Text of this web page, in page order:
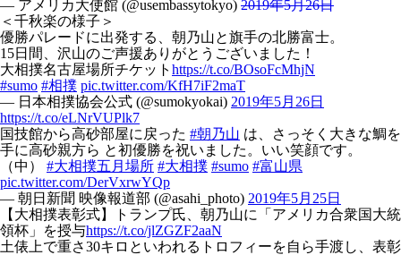
— アメリカ大使館 (@usembassytokyo) 2019年5月26日
＜千秋楽の様子＞
優勝パレードに出発する、朝乃山と旗手の北勝富士。
15日間、沢山のご声援ありがとうございました！
大相撲名古屋場所チケット https://t.co/BOsoFcMhjN
#sumo #相撲 pic.twitter.com/KfH7iF2maT
— 日本相撲協会公式 (@sumokyokai) 2019年5月26日
https://t.co/eLNrVUPlk7
国技館から高砂部屋に戻った #朝乃山 は、さっそく大きな鯛を
手に高砂親方ら と初優勝を祝いました。いい笑顔です。
（中） #大相撲五月場所 #大相撲 #sumo #富山県
pic.twitter.com/DerVxrwYQp
— 朝日新聞 映像報道部 (@asahi_photo) 2019年5月25日
【大相撲表彰式】トランプ氏、朝乃山に「アメリカ合衆国大統
領杯」を授与https://t.co/jlZGZF2aaN
土俵上で重さ30キロといわれるトロフィーを自ら手渡し、表彰